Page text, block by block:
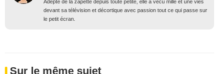
Adepte de la zapette depuis toute petite, elle a vécu mille et une vies
devant sa télévision et décortique avec passion tout ce qui passe sur
le petit écran.
Sur le même sujet